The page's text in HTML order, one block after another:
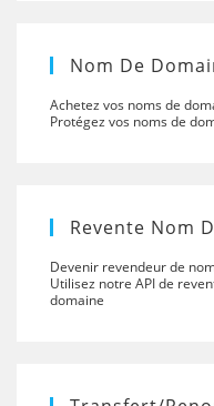
Nom De
Achetez vos noms de
Protégez vos noms de
Revente Nom
Devenir revendeur de
Utilisez notre API de
domaine